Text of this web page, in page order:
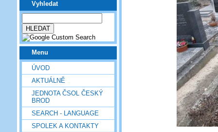
Vyhledat
Menu
ÚVOD
AKTUÁLNĚ
JEDNOTA ČSOL ČESKÝ
BROD
SEARCH - LANGUAGE
SPOLEK A KONTAKTY